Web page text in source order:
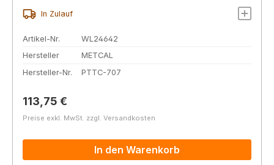
In Zulauf
Artikel-Nr.
WL24642
Hersteller
METCAL
Hersteller-Nr.
PTTC-707
Regulärer Preis:
113,75 €
Preise exkl. MwSt. zzgl. Versandkosten
In den Warenkorb